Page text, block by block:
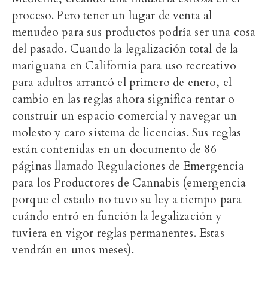
proceso. Pero tener un lugar de venta al
menudeo para sus productos podría ser una cosa
del pasado. Cuando la legalización total de la
mariguana en California para uso recreativo
para adultos arrancó el primero de enero, el
cambio en las reglas ahora significa rentar o
construir un espacio comercial y navegar un
molesto y caro sistema de licencias. Sus reglas
están contenidas en un documento de 86
páginas llamado Regulaciones de Emergencia
para los Productores de Cannabis (emergencia
porque el estado no tuvo su ley a tiempo para
cuándo entró en función la legalización y
tuviera en vigor reglas permanentes. Estas
vendrán en unos meses).